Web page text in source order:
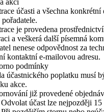
akci
účasti a všechna
je provedena
a veškerá další písemná
nenese odpovědnost za
kontaktní e-mailovou adresu.
podmínky
účastnického poplatku musí
akce.
již provedené
Odvolat účast lze nejpozději